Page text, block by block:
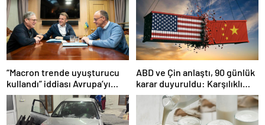
“Macron trende uyuşturucu
kullandı” iddiası Avrupa’yı
karıştırmıştı: Fransa’dan
“peçeteli” yalanlama geldi!
ABD ve Çin anlaştı, 90 günlük
karar duyuruldu: Karşılıklı
tarife indirimi geldi!